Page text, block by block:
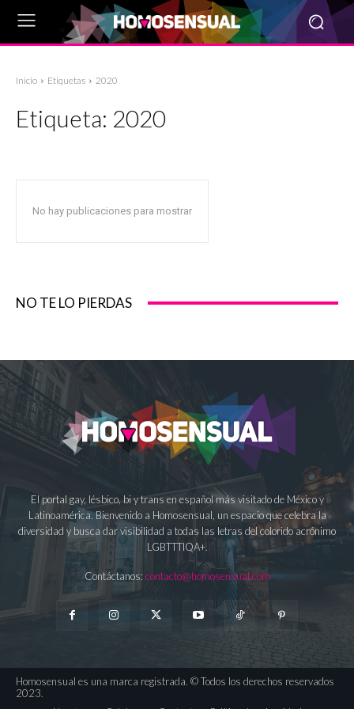
Inicio Etiquetas 2020
Etiqueta: 2020
No hay publicaciones para mostrar
NO TE LO PIERDAS
El portal gay, lésbico, bi y trans en español más visitado de México y
Latinoamérica. Bienvenido a Homosensual, un espacio que celebra la
diversidad y busca dar visibilidad a todas las letras del colorido acrónimo
LGBTTTIQA+.
Contáctanos: contacto@homosensual.com
Homosensual es una marca registrada. © Todos los derechos reservados
2023.